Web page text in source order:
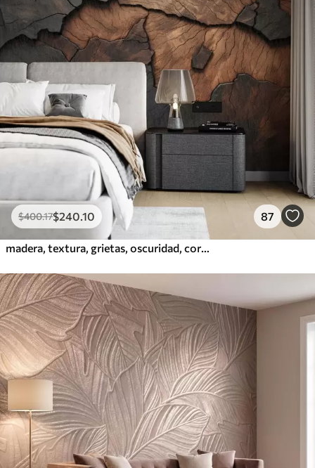
$400.17$240.10 87
madera, textura, grietas, oscuridad, corteza, superficie